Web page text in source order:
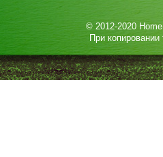
© 2012-2020
При